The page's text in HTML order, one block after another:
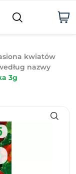
kwiatów
nazwy
3g